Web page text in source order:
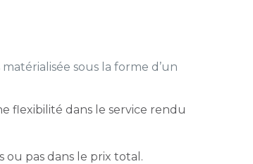
matérialisée sous la forme d’un
flexibilité dans le service rendu
ou pas dans le prix total.